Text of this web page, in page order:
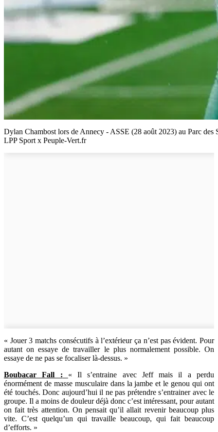
Dylan Chambost lors de Annecy - ASSE (28 août 2023) au Parc des
LPP Sport x Peuple-Vert.fr
« Jouer 3 matchs consécutifs à l’extérieur ça n’est pas évident. Pour
autant on essaye de travailler le plus normalement possible. On
essaye de ne pas se focaliser là-dessus. »
Boubacar Fall :
« Il s’entraine avec Jeff mais il a perdu
énormément de masse musculaire dans la jambe et le genou qui ont
été touchés. Donc aujourd’hui il ne pas prétendre s’entrainer avec le
groupe. Il a moins de douleur déjà donc c’est intéressant, pour autant
on fait très attention. On pensait qu’il allait revenir beaucoup plus
vite. C’est quelqu’un qui travaille beaucoup, qui fait beaucoup
d’efforts. »